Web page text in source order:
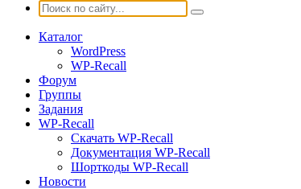
Каталог
WordPress
WP-Recall
Форум
Группы
Задания
WP-Recall
Скачать WP-Recall
Документация WP-Recall
Шорткоды WP-Recall
Новости